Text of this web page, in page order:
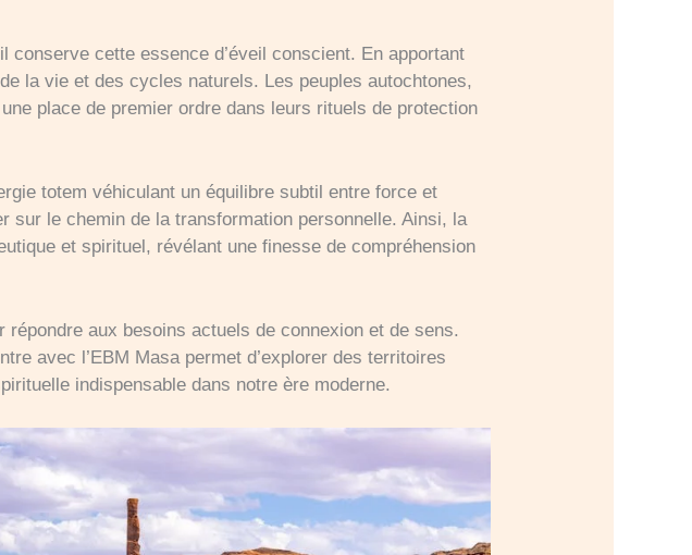
cette essence d’éveil conscient. En apportant
la vie et des cycles naturels. Les peuples autochtones,
place de premier ordre dans leurs rituels de protection
totem véhiculant un équilibre subtil entre force et
sur le chemin de la transformation personnelle. Ainsi, la
et spirituel, révélant une finesse de compréhension
aux besoins actuels de connexion et de sens.
avec l’EBM Masa permet d’explorer des territoires
indispensable dans notre ère moderne.